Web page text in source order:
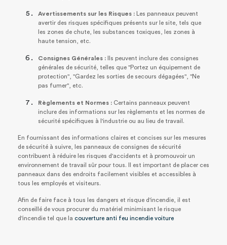
Avertissements sur les Risques : Les panneaux peuvent
avertir des risques spécifiques présents sur le site, tels que
les zones de chute, les substances toxiques, les zones à
haute tension, etc.
Consignes Générales : Ils peuvent inclure des consignes
générales de sécurité, telles que "Portez un équipement de
protection", "Gardez les sorties de secours dégagées", "Ne
pas fumer", etc.
Règlements et Normes : Certains panneaux peuvent
inclure des informations sur les règlements et les normes de
sécurité spécifiques à l'industrie ou au lieu de travail.
En fournissant des informations claires et concises sur les mesures
de sécurité à suivre, les panneaux de consignes de sécurité
contribuent à réduire les risques d'accidents et à promouvoir un
environnement de travail sûr pour tous. Il est important de placer ces
panneaux dans des endroits facilement visibles et accessibles à
tous les employés et visiteurs.
Afin de faire face à tous les dangers et risque d'incendie, il est
conseillé de vous procurer du matériel minimisant le risque
d'incendie tel que la couverture anti feu incendie voiture